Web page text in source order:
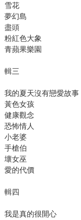
雪花
夢幻島
盡頭
粉紅色大象
青蘋果樂園
輯三
我的夏天沒有戀愛故事
黃色女孩
健康觀念
恐怖情人
小老婆
手槍伯
壞女巫
愛的代價
輯四
我是真的很開心